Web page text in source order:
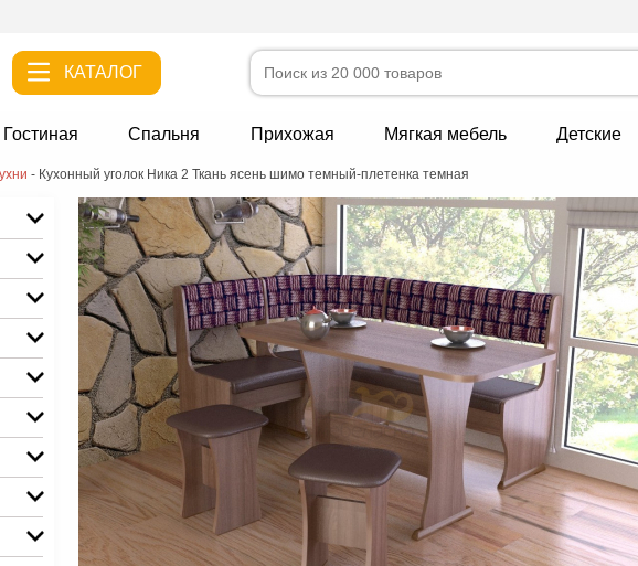
КАТАЛОГ
Гостиная Спальня Прихожая Мягкая мебель Детские
- Кухонный уголок Ника 2 Ткань ясень шимо темный-плетенка темная